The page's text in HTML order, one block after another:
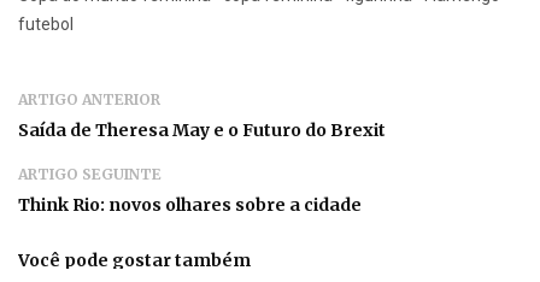
futebol
ARTIGO ANTERIOR
Saída de Theresa May e o Futuro do Brexit
ARTIGO SEGUINTE
Think Rio: novos olhares sobre a cidade
Você pode gostar também